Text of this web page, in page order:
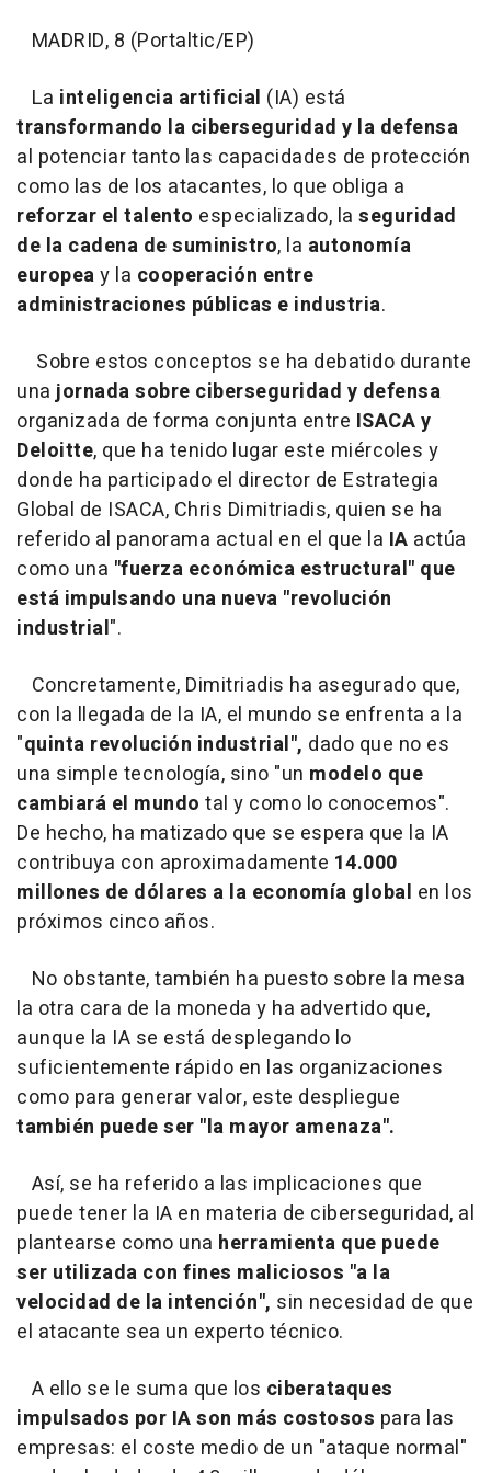
MADRID, 8 (Portaltic/EP)
La inteligencia artificial (IA) está
transformando la ciberseguridad y la defensa
al potenciar tanto las capacidades de protección
como las de los atacantes, lo que obliga a
reforzar el talento especializado, la seguridad
de la cadena de suministro, la autonomía
europeay la cooperación entre
administraciones públicas e industria.
Sobre estos conceptos se ha debatido durante
unajornada sobre ciberseguridad y defensa
organizada de forma conjunta entre ISACA y
Deloitte, que ha tenido lugar este miércoles y
donde ha participado el director de Estrategia
Global de ISACA, Chris Dimitriadis, quien se ha
referido al panorama actual en el que la IA actúa
como una "fuerza económica estructural" que
está impulsando una nueva "revolución
industrial".
Concretamente, Dimitriadis ha asegurado que,
con la llegada de la IA, el mundo se enfrenta a la
"quinta revolución industrial", dado que no es
una simple tecnología, sino "un modelo que
cambiará el mundo tal y como lo conocemos".
De hecho, ha matizado que se espera que la IA
contribuya con aproximadamente 14.000
millones de dólares a la economía global en los
próximos cinco años.
No obstante, también ha puesto sobre la mesa
la otra cara de la moneda y ha advertido que,
aunque la IA se está desplegando lo
suficientemente rápido en las organizaciones
como para generar valor, este despliegue
también puede ser "la mayor amenaza".
Así, se ha referido a las implicaciones que
puede tener la IA en materia de ciberseguridad, al
plantearse como una herramienta que puede
ser utilizada con fines maliciosos "a la
velocidad de la intención", sin necesidad de que
el atacante sea un experto técnico.
A ello se le suma que los ciberataques
impulsados por IA son más costosos para las
empresas: el coste medio de un "ataque normal"